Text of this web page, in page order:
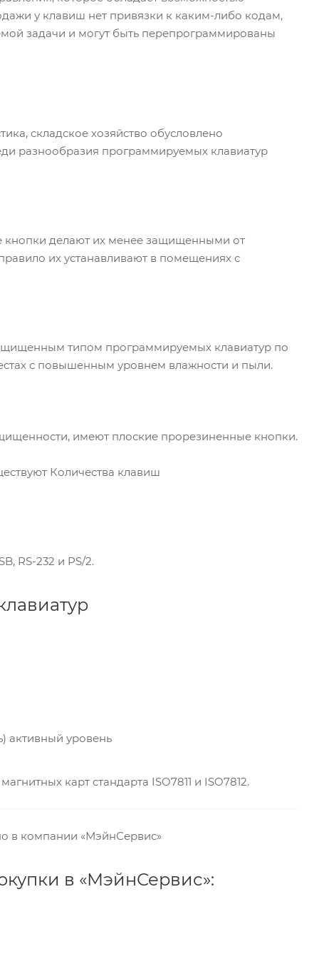
у клавиш нет привязки к каким-либо кодам,
задачи и могут быть перепрограммированы
складское хозяйство обусловлено
разнообразия программируемых клавиатур
делают их менее защищенными от
их устанавливают в помещениях с
типом программируемых клавиатур по
с повышенным уровнем влажности и пыли.
имеют плоские прорезиненные кнопки.
Количества клавиш
RS-232 и PS/2.
активный уровень
карт стандарта ISO7811 и ISO7812.
в компании «МэйнСервис»
в «МэйнСервис»: